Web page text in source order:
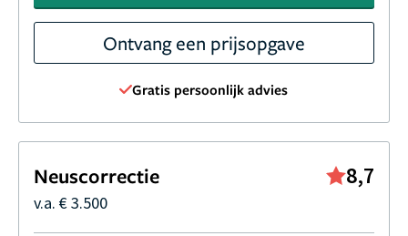
Ontvang een prijsopgave
Gratis persoonlijk advies
Neuscorrectie 8,7
v.a. € 3.500